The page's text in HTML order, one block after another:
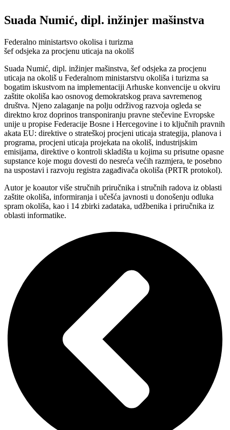
Suada Numić, dipl. inžinjer mašinstva
Federalno ministartsvo okolisa i turizma
šef odsjeka za procjenu uticaja na okoliš
Suada Numić, dipl. inžinjer mašinstva, šef odsjeka za procjenu
uticaja na okoliš u Federalnom ministarstvu okoliša i turizma sa
bogatim iskustvom na implementaciji Arhuske konvencije u okviru
zaštite okoliša kao osnovog demokratskog prava savremenog
društva. Njeno zalaganje na polju održivog razvoja ogleda se
direktno kroz doprinos transponiranju pravne stečevine Evropske
unije u propise Federacije Bosne i Hercegovine i to ključnih pravnih
akata EU: direktive o strateškoj procjeni uticaja strategija, planova i
programa, procjeni uticaja projekata na okoliš, industrijskim
emisijama, direktive o kontroli skladišta u kojima su prisutne opasne
supstance koje mogu dovesti do nesreća većih razmjera, te posebno
na uspostavi i razvoju registra zagađivača okoliša (PRTR protokol).
Autor je koautor više stručnih priručnika i stručnih radova iz oblasti
zaštite okoliša, informiranja i učešća javnosti u donošenju odluka
spram okoliša, kao i 14 zbirki zadataka, udžbenika i priručnika iz
oblasti informatike.